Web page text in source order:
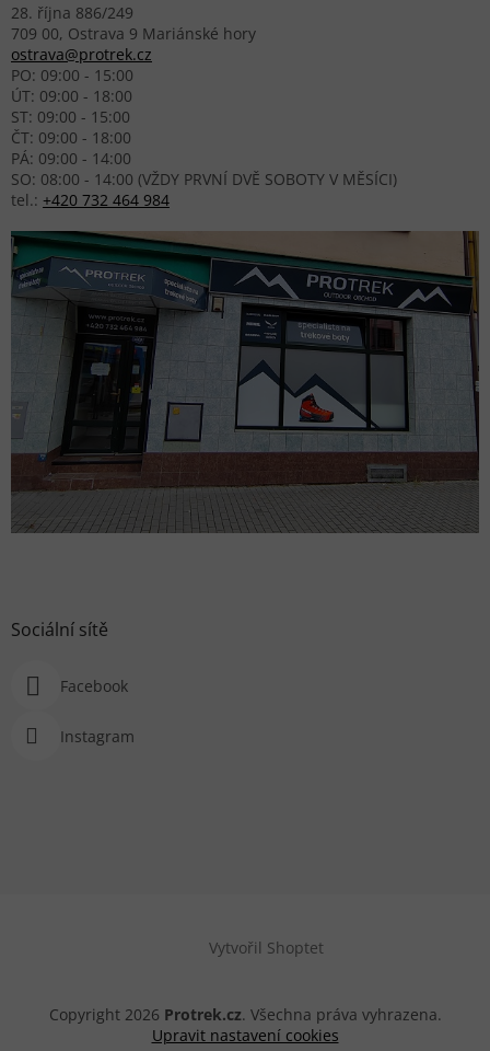
28. října 886/249
709 00, Ostrava 9 Mariánské hory
ostrava@protrek.cz
PO: 09:00 - 15:00
ÚT: 09:00 - 18:00
ST: 09:00 - 15:00
ČT: 09:00 - 18:00
PÁ: 09:00 - 14:00
SO: 08:00 - 14:00 (VŽDY PRVNÍ DVĚ SOBOTY V MĚSÍCI)
tel.: +420 732 464 984
Sociální sítě
Facebook
Instagram
Vytvořil Shoptet
Copyright 2026 Protrek.cz. Všechna práva vyhrazena.
Upravit nastavení cookies